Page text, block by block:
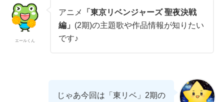
エールくん
アニメ
「東京リベンジャーズ 聖夜決戦
編」 (2期)の主題歌や作品情報が知りたい
です♪
じゃあ今回は「東リベ」2期の